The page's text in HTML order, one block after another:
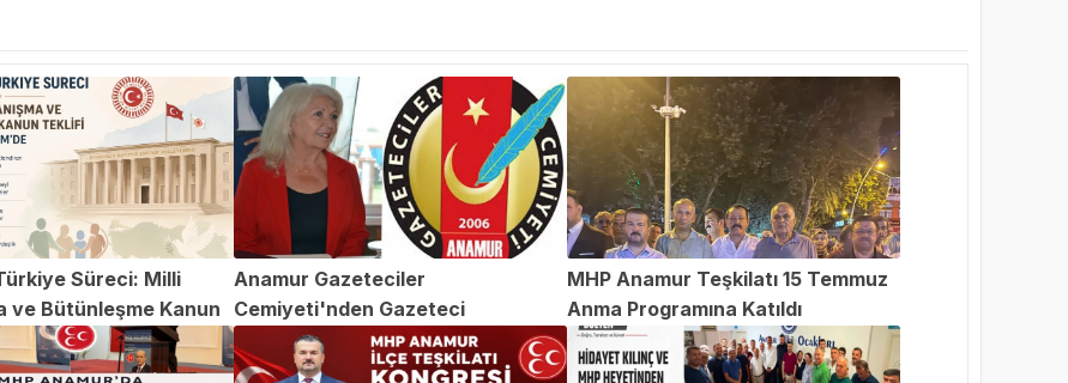
Süreci: Milli
ve Bütünleşme Kanun
Anamur Gazeteciler
Cemiyeti'nden Gazeteci
Abdülvahap Şehitoğlu'na Yapılan
Saldırıya Kınama
MHP Anamur Teşkilatı 15 Temmuz
Anma Programına Katıldı